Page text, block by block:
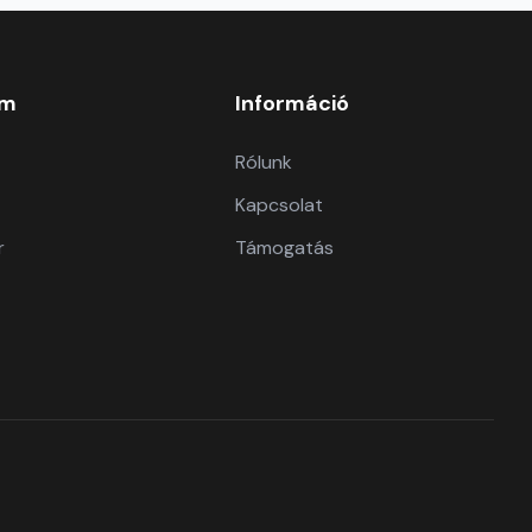
Információ
Rólunk
Kapcsolat
Támogatás